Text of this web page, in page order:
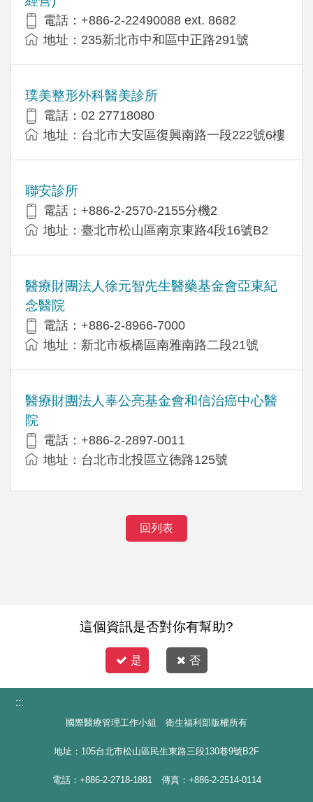
電話：+​886-2-22490088 ext. 8682
地址：​235新北市中和區中正路291號
璞美整形外科醫美診所
電話：02 27718080
地址：台北市大安區復興南路一段222號6樓
聯安診所
電話：+886-2-2570-2155分機2
地址：臺北市松山區南京東路4段16號B2
醫療財團法人徐元智先生醫藥基金會亞東紀
念醫院
電話：+886-2-8966-7000
地址：新北市板橋區南雅南路二段21號
醫療財團法人辜公亮基金會和信治癌中心醫
院
電話：+886-2-2897-0011
地址：台北市北投區立德路125號
回列表
這個資訊是否對你有幫助?
是 否
:::
國際醫療管理工作小組 衛生福利部版權所有
地址：105台北市松山區民生東路三段130巷9號B2F
電話：+886-2-2718-1881 傳真：+886-2-2514-0114